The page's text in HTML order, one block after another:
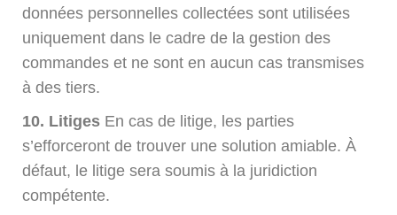
données personnelles collectées sont utilisées
uniquement dans le cadre de la gestion des
commandes et ne sont en aucun cas transmises
à des tiers.
10. Litiges En cas de litige, les parties
s’efforceront de trouver une solution amiable. À
défaut, le litige sera soumis à la juridiction
compétente.